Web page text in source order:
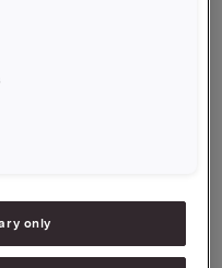
sin markedsandel
selges nå også
er det som tilsetning i
only